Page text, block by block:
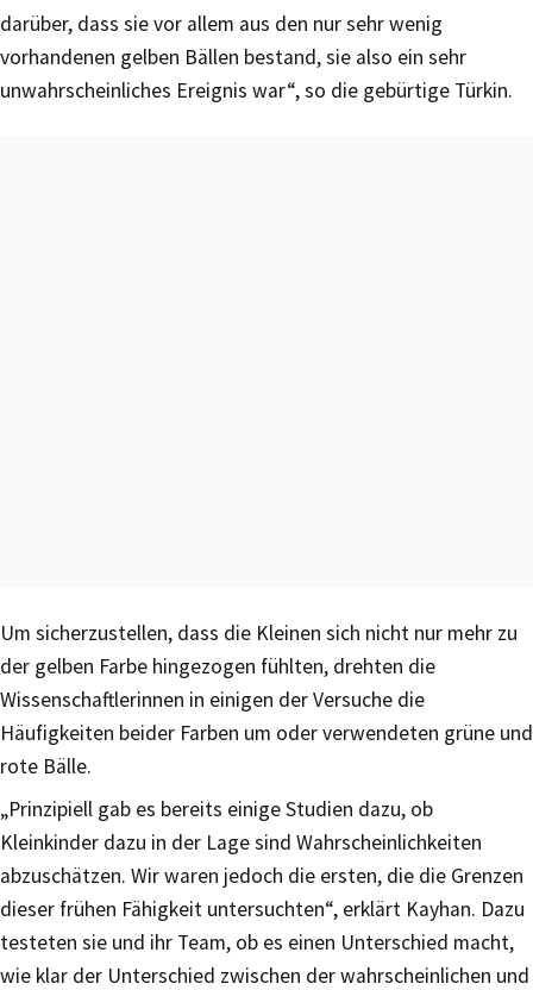
darüber, dass sie vor allem aus den nur sehr wenig
vorhandenen gelben Bällen bestand, sie also ein sehr
unwahrscheinliches Ereignis war“, so die gebürtige Türkin.
Um sicherzustellen, dass die Kleinen sich nicht nur mehr zu
der gelben Farbe hingezogen fühlten, drehten die
Wissenschaftlerinnen in einigen der Versuche die
Häufigkeiten beider Farben um oder verwendeten grüne und
rote Bälle.
„Prinzipiell gab es bereits einige Studien dazu, ob
Kleinkinder dazu in der Lage sind Wahrscheinlichkeiten
abzuschätzen. Wir waren jedoch die ersten, die die Grenzen
dieser frühen Fähigkeit untersuchten“, erklärt Kayhan. Dazu
testeten sie und ihr Team, ob es einen Unterschied macht,
wie klar der Unterschied zwischen der wahrscheinlichen und